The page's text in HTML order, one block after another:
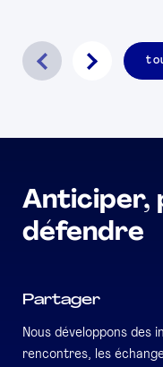
Anticiper,
défendre
Partager
Nous développons des
rencontres, les